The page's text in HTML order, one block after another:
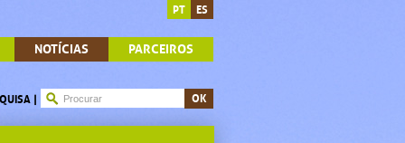
PT ES
NOTÍCIAS PARCEIROS
|